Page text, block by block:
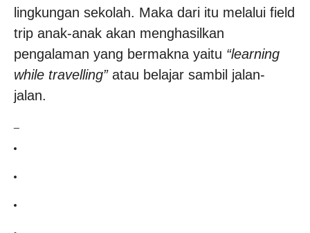
lingkungan sekolah. Maka dari itu melalui field
trip anak-anak akan menghasilkan
pengalaman yang bermakna yaitu “learning
while travelling”atau belajar sambil jalan-
jalan.